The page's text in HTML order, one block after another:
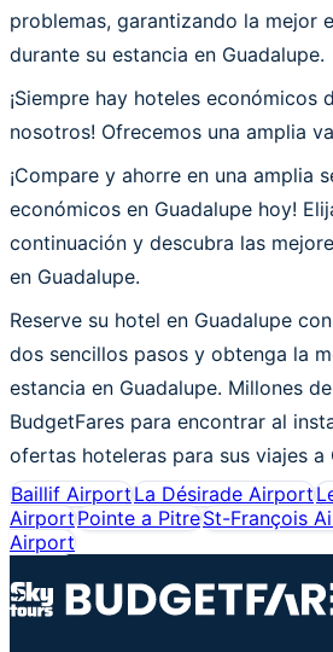
problemas, garantizando la mejor
durante su estancia en Guadalupe.
¡Siempre hay hoteles económicos
nosotros! Ofrecemos una amplia
¡Compare y ahorre en una amplia
económicos en Guadalupe hoy!
continuación y descubra las
en Guadalupe.
Reserve su hotel en Guadalupe
dos sencillos pasos y obtenga la
estancia en Guadalupe. Millones
BudgetFares para encontrar al
ofertas hoteleras para sus viajes a
Baillif AirportLa Désirade Airport
AirportPointe a PitreSt-François
Airport